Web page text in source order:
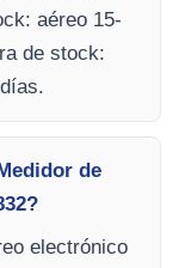
aéreo 15-
de stock:
de
electrónico